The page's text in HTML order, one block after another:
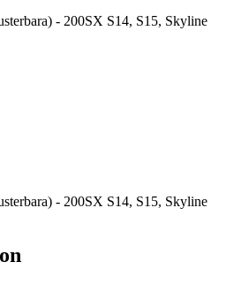
- 200SX S14, S15, Skyline
- 200SX S14, S15, Skyline